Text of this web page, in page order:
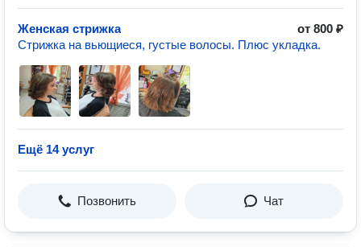
Женская стрижка
от 800 ₽
Стрижка на вьющиеся, густые волосы. Плюс укладка.
Ещё 14 услуг
Позвонить Чат